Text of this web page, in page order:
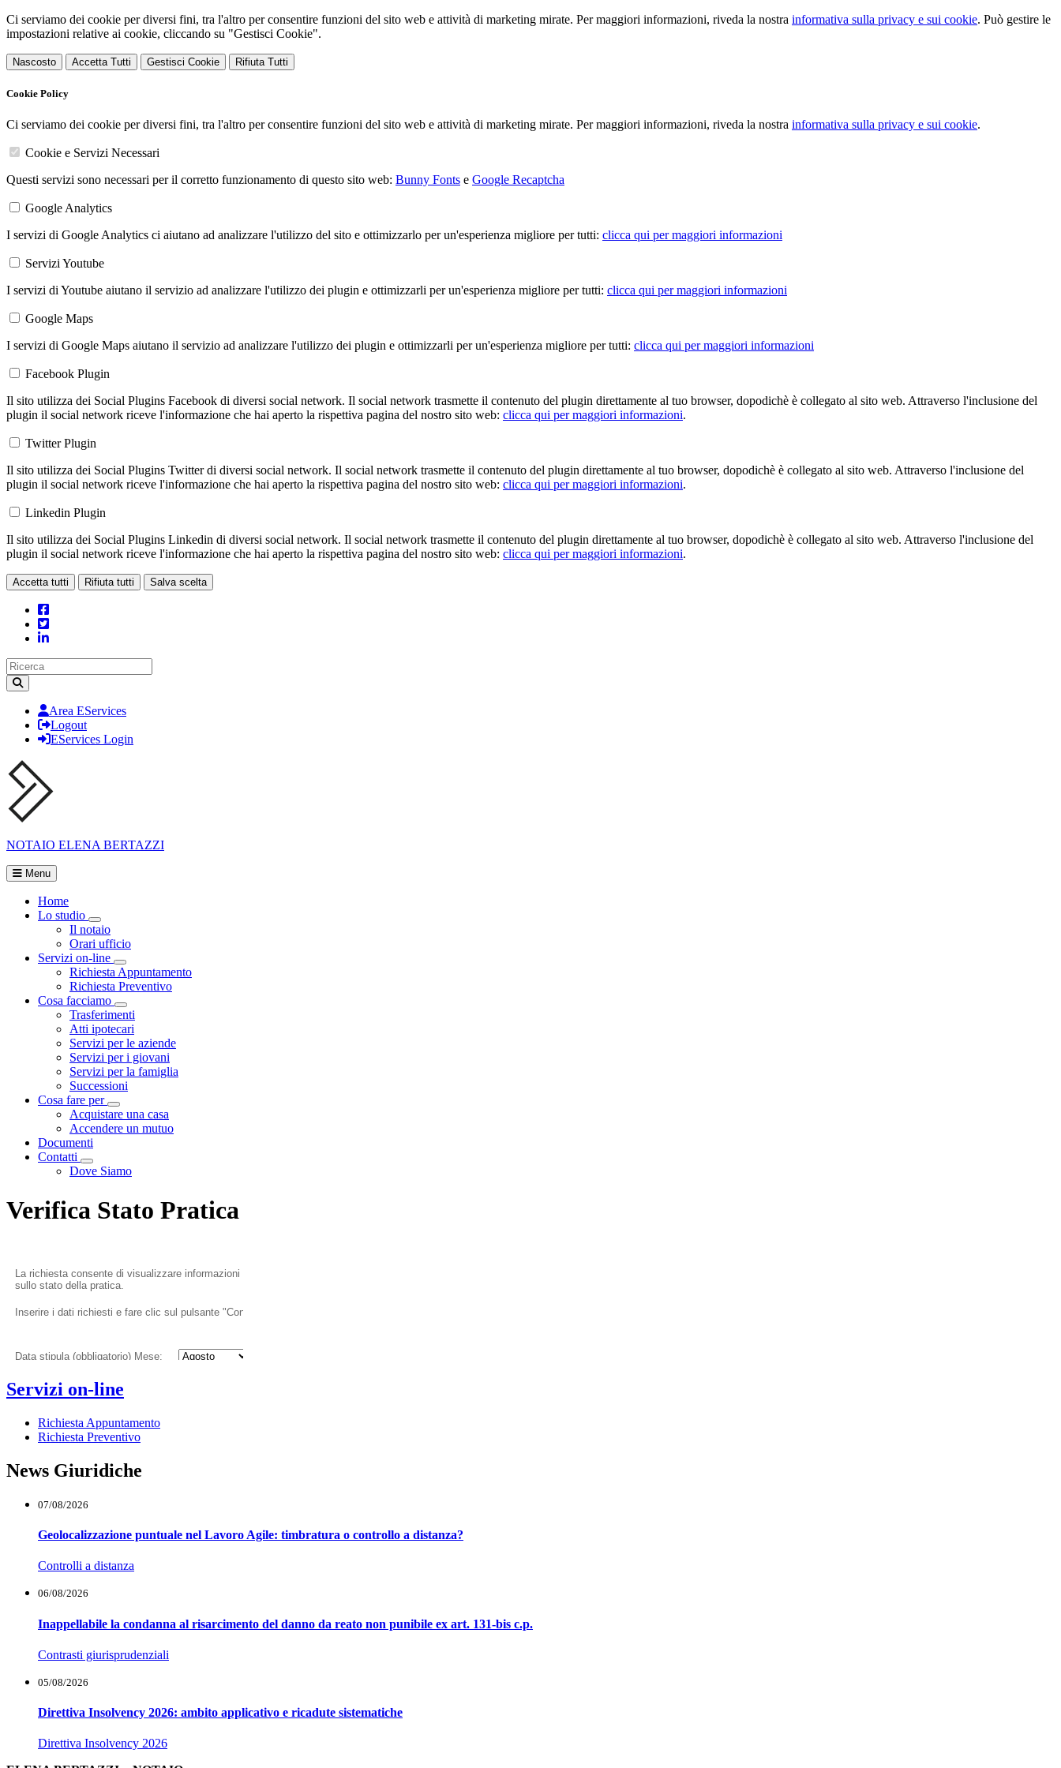
Ci serviamo dei cookie per diversi fini, tra l'altro per consentire funzioni del sito web e attività di marketing mirate. Per maggiori informazioni, riveda la nostra informativa sulla privacy e sui cookie. Può gestire le
impostazioni relative ai cookie, cliccando su "Gestisci Cookie".
Nascosto Accetta Tutti Gestisci Cookie Rifiuta Tutti
Cookie Policy
Ci serviamo dei cookie per diversi fini, tra l'altro per consentire funzioni del sito web e attività di marketing mirate. Per maggiori informazioni, riveda la nostra informativa sulla privacy e sui cookie.
Cookie e Servizi Necessari
Questi servizi sono necessari per il corretto funzionamento di questo sito web: Bunny Fonts e Google Recaptcha
Google Analytics
I servizi di Google Analytics ci aiutano ad analizzare l'utilizzo del sito e ottimizzarlo per un'esperienza migliore per tutti: clicca qui per maggiori informazioni
Servizi Youtube
I servizi di Youtube aiutano il servizio ad analizzare l'utilizzo dei plugin e ottimizzarli per un'esperienza migliore per tutti: clicca qui per maggiori informazioni
Google Maps
I servizi di Google Maps aiutano il servizio ad analizzare l'utilizzo dei plugin e ottimizzarli per un'esperienza migliore per tutti: clicca qui per maggiori informazioni
Facebook Plugin
Il sito utilizza dei Social Plugins Facebook di diversi social network. Il social network trasmette il contenuto del plugin direttamente al tuo browser, dopodichè è collegato al sito web. Attraverso l'inclusione del
plugin il social network riceve l'informazione che hai aperto la rispettiva pagina del nostro sito web: clicca qui per maggiori informazioni.
Twitter Plugin
Il sito utilizza dei Social Plugins Twitter di diversi social network. Il social network trasmette il contenuto del plugin direttamente al tuo browser, dopodichè è collegato al sito web. Attraverso l'inclusione del
plugin il social network riceve l'informazione che hai aperto la rispettiva pagina del nostro sito web: clicca qui per maggiori informazioni.
Linkedin Plugin
Il sito utilizza dei Social Plugins Linkedin di diversi social network. Il social network trasmette il contenuto del plugin direttamente al tuo browser, dopodichè è collegato al sito web. Attraverso l'inclusione del
plugin il social network riceve l'informazione che hai aperto la rispettiva pagina del nostro sito web: clicca qui per maggiori informazioni.
Accetta tutti Rifiuta tutti Salva scelta
Area EServices
Logout
EServices Login
NOTAIO ELENA BERTAZZI
Menu
Home
Lo studio
Visualizza menù di secondo livello
Il notaio
Orari ufficio
Servizi on-line
Visualizza menù di secondo livello
Richiesta Appuntamento
Richiesta Preventivo
Cosa facciamo
Visualizza menù di secondo livello
Trasferimenti
Atti ipotecari
Servizi per le aziende
Servizi per i giovani
Servizi per la famiglia
Successioni
Cosa fare per
Visualizza menù di secondo livello
Acquistare una casa
Accendere un mutuo
Documenti
Contatti
Visualizza menù di secondo livello
Dove Siamo
Verifica Stato Pratica
Servizi on-line
Richiesta Appuntamento
Richiesta Preventivo
News Giuridiche
07/08/2026
Geolocalizzazione puntuale nel Lavoro Agile: timbratura o controllo a distanza?
Controlli a distanza
06/08/2026
Inappellabile la condanna al risarcimento del danno da reato non punibile ex art. 131-bis c.p.
Contrasti giurisprudenziali
05/08/2026
Direttiva Insolvency 2026: ambito applicativo e ricadute sistematiche
Direttiva Insolvency 2026